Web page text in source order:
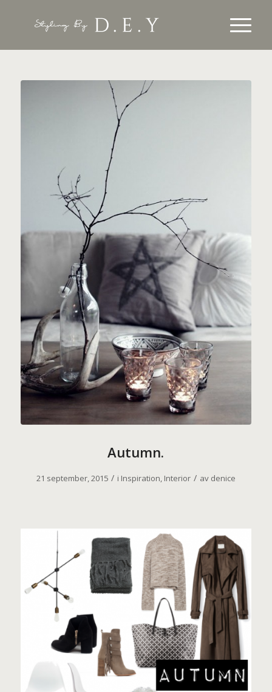
Autumn.
21 september, 2015 / i Inspiration, Interior / av denice